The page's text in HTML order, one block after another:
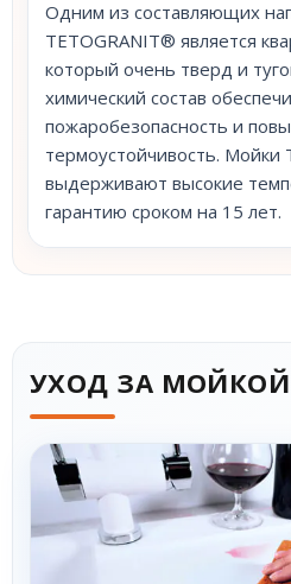
Одним из составляющих
TETOGRANIT® является
который очень тверд и
химический состав
пожаробезопасность и
термоустойчивость. Мойки
выдерживают высокие
гарантию сроком на 15 лет.
УХОД ЗА МОЙКОЙ